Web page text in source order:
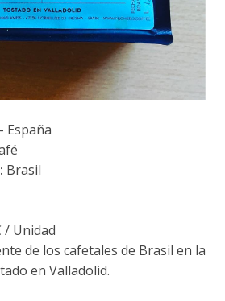
España
Brasil
/ Unidad
de los cafetales de Brasil en la
en Valladolid.